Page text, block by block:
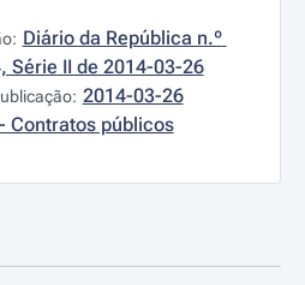
Diário da República n.º
Série II de 2014-03-26
2014-03-26
Contratos públicos